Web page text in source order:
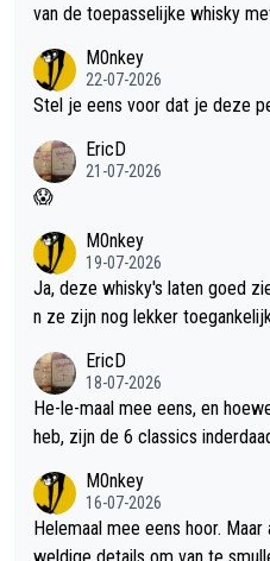
van de toepasselijke whisky
M0nkey
22-07-2026
Stel je eens voor dat je deze
EricD
21-07-2026
😱
M0nkey
19-07-2026
Ja, deze whisky's laten goed
n ze zijn nog lekker
EricD
18-07-2026
He-le-maal mee eens, en
heb, zijn de 6 classics
M0nkey
16-07-2026
Helemaal mee eens hoor.
weldige details om van te